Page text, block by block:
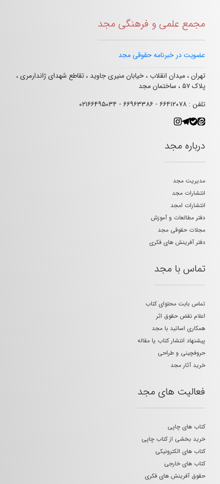
مجمع علمی و فرهنگی مجد
عضویت در خبرنامه حقوقی مجد
تهران ، میدان انقلاب ، خیابان منیری جاوید ، تقاطع شهدای ژاندارمری ،
پلاک ۵۷ ، ساختمان مجد
تلفن : ۶۶۴۱۲۰۷۸ - ۶۶۹۶۳۳۸۶ - ۰۲۱۶۶۴۹۵۰۳۴
درباره مجد
مدیریت مجد
انتشارات مجد
انتشارات امجد
دفتر مطالعات و آموزش
مجلات حقوقی مجد
دفتر آفرینش های فکری
تماس با مجد
تماس بابت محتوای کتاب
اعلام نقض حقوق اثر
همکاری اساتید با مجد
پیشنهاد انتشار کتاب یا مقاله
حروفچینی و طراحی
خرید آثار مجد
فعالیت های مجد
کتاب های چاپی
خرید بخشی از کتاب چاپی
کتاب های الکترونیکی
کتاب های خارجی
حقوق آفرینش های فکری